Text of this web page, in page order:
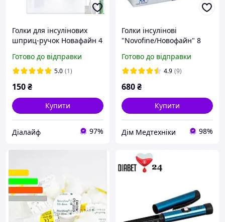
Голки для інсулінових
шприц-ручок Новафайн 4
поштучно (фасування по
10 шт.)
Готово до відправки
5.0 (1)
150₴
Купити
Ді‎алайф 97%
Голки інсулінові
"Novofine/Новофайн" 8
Готово до відправки
4.9 (9)
680₴
Купити
Дім Медтехніки 98%